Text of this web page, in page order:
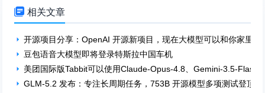
 相关文章
开源项目分享：OpenAI 开源新项目，现在大模型可以和你家里植
豆包语音大模型即将登录特斯拉中国车机
美团国际版Tabbit可以使用Claude-Opus-4.8、Gemini-3.5-Flash
GLM-5.2 发布：专注长周期任务，753B 开源模型多项测试登顶